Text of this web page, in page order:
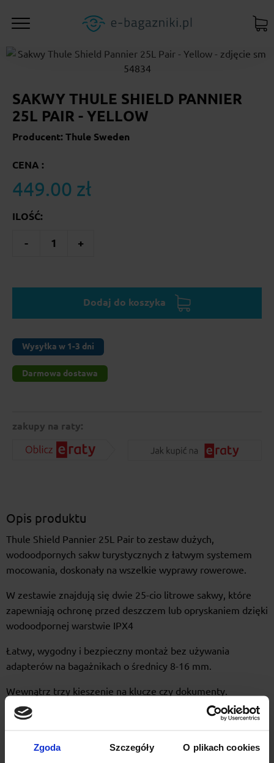
Zgoda Szczegóły O plikach cookies
SAKWY THULE SHIELD PANNIER
25L PAIR - YELLOW
Producent: Thule Sweden
CENA :
449.00 zł
ILOŚĆ:
- 1 +
Dodaj do koszyka
Wysyłka w 1-3 dni
Darmowa dostawa
zakupy na raty:
Opis produktu
Thule Shield Pannier 25L Pair to zestaw dużych,
wodoodpornych sakw turystycznych z łatwym systemem
mocowania, doskonały na wszelkie wyprawy rowerowe.
W zestawie znajdują się dwie 25-cio litrowe sakwy, które
zapewniają ochronę przed deszczem lub opryskaniem dzięki
wodoodpornej warstwie IPX4
Łatwy, wygodny i bezpieczny montaż bez używania
adapterów na bagażnikach o średnicy 8-16 mm.
Wewnątrz trzy kieszenie na klucze czy dokumenty.
Zdejmowane pasy naramienne do łatwego noszenia po